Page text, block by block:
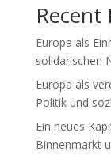
Recent
Europa als
solidarischen
Europa als
Politik und
Ein neues
Binnenmarkt